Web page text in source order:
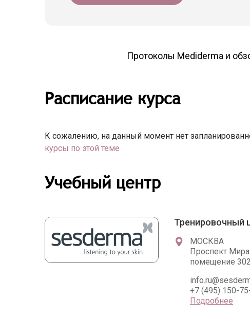
Протоколы Mediderma и
Расписание курса
К сожалению, на данный момент нет
курсы по этой теме
Учебный центр
Тренировочный
МОСКВА
Проспект
помещение
+7 (495) 150-
Подробнее